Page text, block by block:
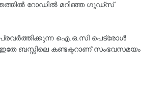
റോഡിൽ മറിഞ്ഞ ഗുഡ്‌സ്
പ്രവർത്തിക്കുന്ന ഐ.ഒ.സി പെട്രോൾ
ഇതേ ബസ്സിലെ കണ്ടക്ടറാണ് സംഭവസമയം